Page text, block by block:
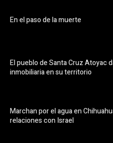
En el paso de la muerte
El pueblo de Santa Cruz Atoyac
inmobiliaria en su territorio
Marchan por el agua en
relaciones con Israel